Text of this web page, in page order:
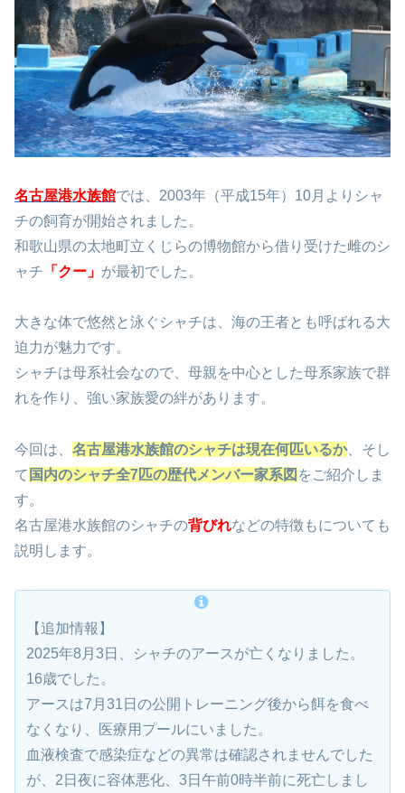
名古屋港水族館では、2003年（平成15年）10月よりシャ
チの飼育が開始されました。
和歌山県の太地町立くじらの博物館から借り受けた雌のシ
ャチ 「クー」 が最初でした。
大きな体で悠然と泳ぐシャチは、海の王者とも呼ばれる大
迫力が魅力です。
シャチは母系社会なので、母親を中心とした母系家族で群
れを作り、強い家族愛の絆があります。
今回は、 名古屋港水族館のシャチは現在何匹いるか、そし
て 国内のシャチ全7匹の歴代メンバー家系図 をご紹介しま
す。
名古屋港水族館のシャチの背びれなどの特徴もについても
説明します。
【追加情報】
2025年8月3日、シャチのアースが亡くなりました。
16歳でした。
アースは7月31日の公開トレーニング後から餌を食べ
なくなり、医療用プールにいました。
血液検査で感染症などの異常は確認されませんでした
が、2日夜に容体悪化、3日午前0時半前に死亡しまし